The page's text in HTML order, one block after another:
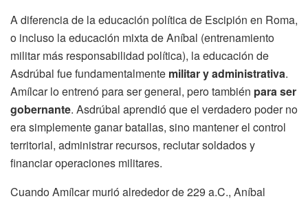
A diferencia de la educación política de Escipión en Roma,
o incluso la educación mixta de Aníbal (entrenamiento
militar más responsabilidad política), la educación de
Asdrúbal fue fundamentalmente militar y administrativa.
Amílcar lo entrenó para ser general, pero también para ser
gobernante. Asdrúbal aprendió que el verdadero poder no
era simplemente ganar batallas, sino mantener el control
territorial, administrar recursos, reclutar soldados y
financiar operaciones militares.
Cuando Amílcar murió alrededor de 229 a.C., Aníbal